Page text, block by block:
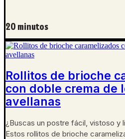
20 minutos
Rollitos de brioche
con doble crema de
avellanas
¿Buscas un postre fácil, vistoso y
Estos rollitos de brioche